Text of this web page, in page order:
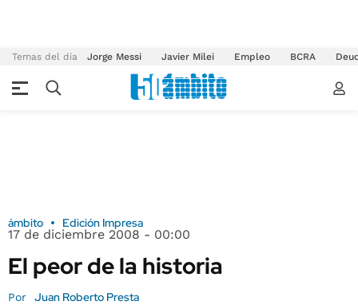
Temas del día Jorge Messi Javier Milei Empleo BCRA
ámbito Edición Impresa
17 de diciembre 2008 - 00:00
El peor de la historia
Por Juan Roberto Presta